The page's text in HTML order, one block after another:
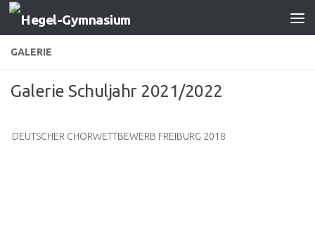
Zum Inhalt springen
GALERIE
Galerie Schuljahr 2021/2022
DEUTSCHER CHORWETTBEWERB FREIBURG 2018